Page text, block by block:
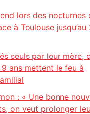
lors des nocturnes
à Toulouse jusqu’au
seuls par leur mère,
ans mettent le feu à
: « Une bonne
on veut prolonger